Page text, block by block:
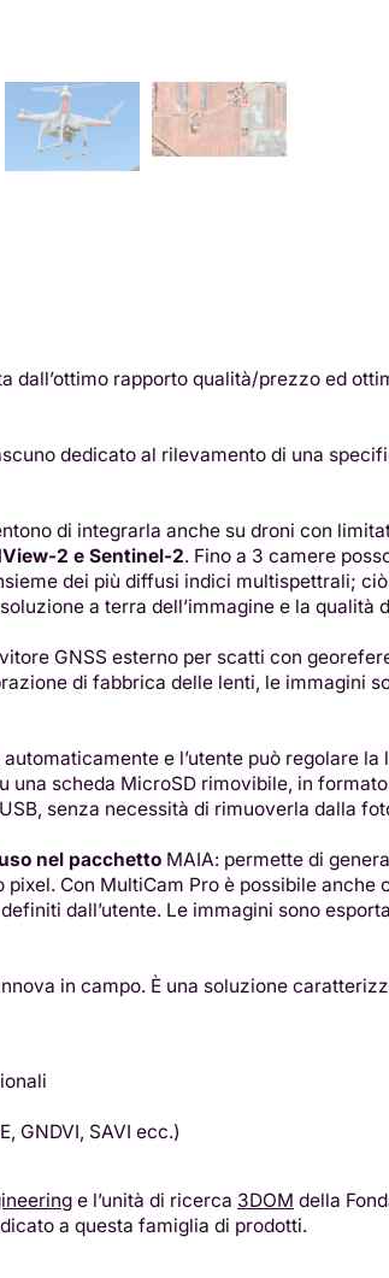
dall’ottimo rapporto qualità/prezzo ed
dedicato al rilevamento di una
di integrarla anche su droni con
2 e Sentinel-2. Fino a 3 camere
dei più diffusi indici multispettrali;
a terra dell’immagine e la
GNSS esterno per scatti con
di fabbrica delle lenti, le immagini
e l’utente può regolare
scheda MicroSD rimovibile, in
senza necessità di rimuoverla dalla
nel pacchetto MAIA: permette di
Con MultiCam Pro è possibile
dall’utente. Le immagini sono
in campo. È una soluzione
GNDVI, SAVI ecc.)
e l’unità di ricerca 3DOM della
a questa famiglia di prodotti.